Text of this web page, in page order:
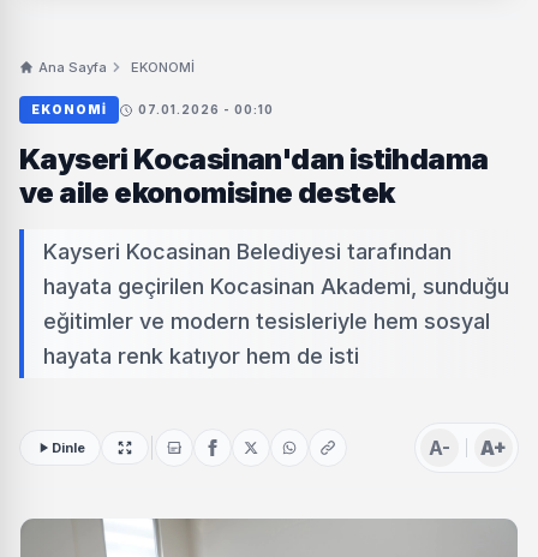
Ana Sayfa EKONOMİ
EKONOMİ 07.01.2026 - 00:10
Kayseri Kocasinan'dan istihdama
ve aile ekonomisine destek
Kayseri Kocasinan Belediyesi tarafından
hayata geçirilen Kocasinan Akademi, sunduğu
eğitimler ve modern tesisleriyle hem sosyal
hayata renk katıyor hem de isti
Dinle A- A+